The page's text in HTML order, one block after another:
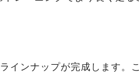
インナップが完成します。